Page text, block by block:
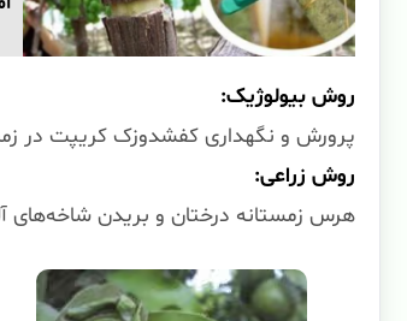
روش بیولوژیک:
پرورش و نگهداری کفشدوزک کریپت در
روش زراعی:
هرس زمستانه درختان و بریدن شاخه‌های